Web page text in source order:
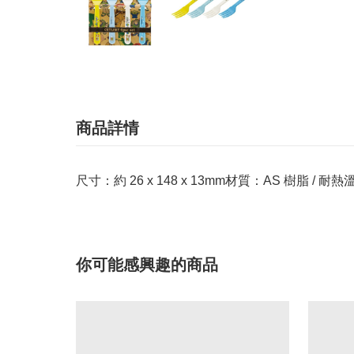
商品詳情
尺寸：約 26 x 148 x 13mm材質：AS 樹脂 / 耐熱
你可能感興趣的商品